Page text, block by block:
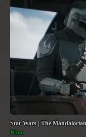
Star Wars | The
Kino